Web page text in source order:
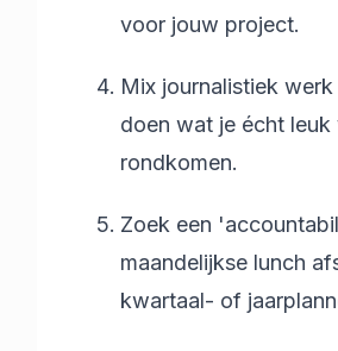
voor jouw project.
Mix journalistiek
doen wat je écht leuk
rondkomen.
Zoek een
maandelijkse lunch
kwartaal- of